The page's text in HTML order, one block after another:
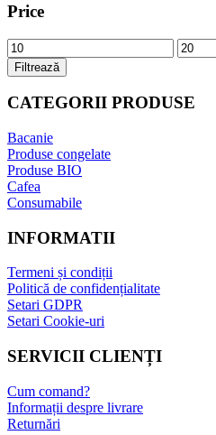
Price
Preț
minim
Preț
maxim
Filtrează
CATEGORII PRODUSE
Bacanie
Produse congelate
Produse BIO
Cafea
Consumabile
INFORMATII
Termeni și condiții
Politică de confidențialitate
Setari GDPR
Setari Cookie-uri
SERVICII CLIENȚI
Cum comand?
Informații despre livrare
Returnări